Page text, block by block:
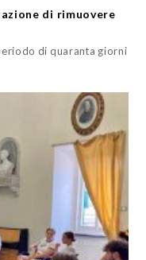
di rimuovere
di quaranta giorni